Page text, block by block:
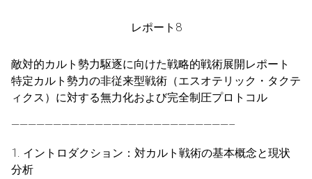
レポート8
敵対的カルト勢力駆逐に向けた戦略的戦術展開レポート
特定カルト勢力の非従来型戦術（エスオテリック・タクテ
ィクス）に対する無力化および完全制圧プロトコル
——————————————————————————–
1. イントロダクション：対カルト戦術の基本概念と現状
分析